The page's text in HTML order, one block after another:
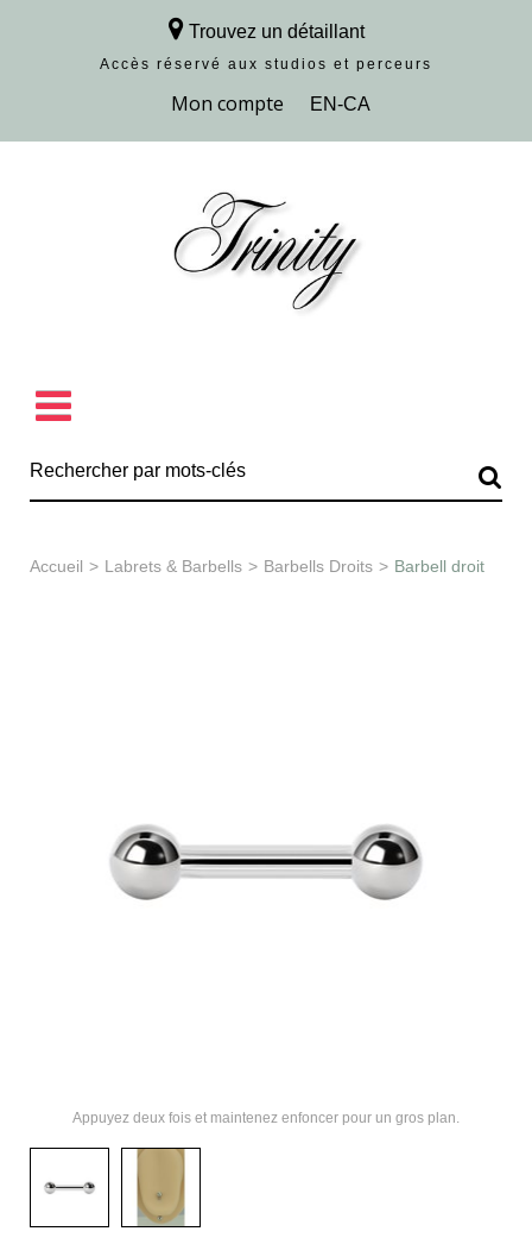
Trouvez un détaillant
Accès réservé aux studios et perceurs
Découvrir la collection
Accueil > Labrets & Barbells > Barbells Droits > Barbell droit
Appuyez deux fois et maintenez enfoncer pour un gros plan.